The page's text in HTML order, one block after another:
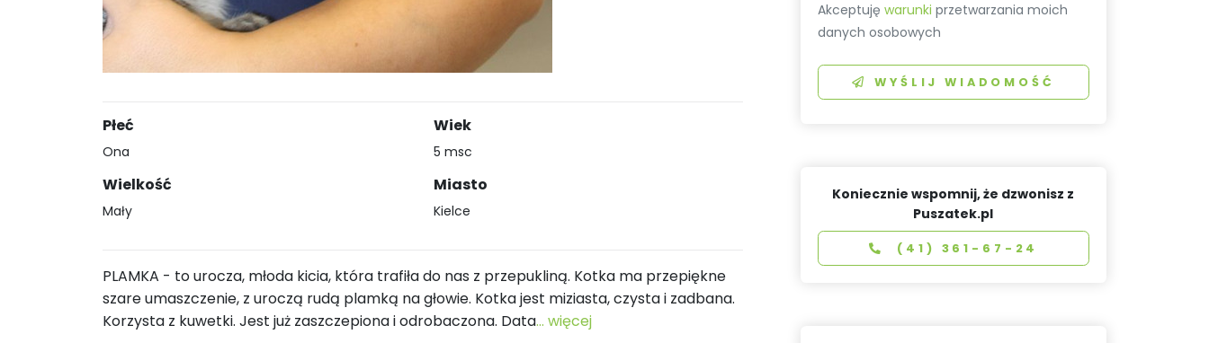
Płeć
Ona
Wielkość
Mały
Wiek
5 msc
Miasto
Kielce
PLAMKA - to urocza, młoda kicia, która trafiła do nas z przepukliną. Kotka ma przepiękne
szare umaszczenie, z uroczą rudą plamką na głowie. Kotka jest miziasta, czysta i zadbana.
Korzysta z kuwetki. Jest już zaszczepiona i odrobaczona. Data... więcej
Akceptujęwarunki przetwarzania moich
danych osobowych
WYŚLIJ WIADOMOŚĆ
Koniecznie wspomnij, że dzwonisz z
Puszatek.pl
(41) 361-67-24